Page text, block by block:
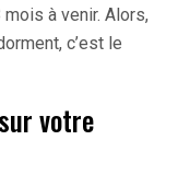
à venir. Alors,
c’est le
votre